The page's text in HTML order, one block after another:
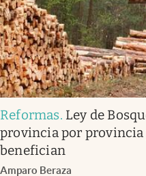
Reformas. Ley de
provincia por provincia
benefician
Amparo Beraza